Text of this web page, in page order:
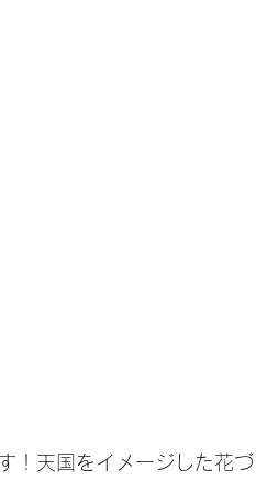
！天国をイメージした花